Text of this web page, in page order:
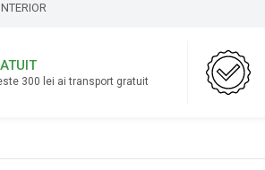
300 lei ai transport gratuit